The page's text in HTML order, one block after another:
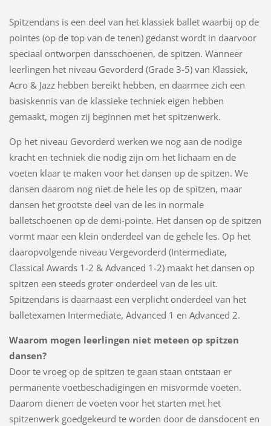
Spitzendans is een deel van het klassiek ballet waarbij op de
pointes (op de top van de tenen) gedanst wordt in daarvoor
speciaal ontworpen dansschoenen, de spitzen. Wanneer
leerlingen het niveau Gevorderd (Grade 3-5) van Klassiek,
Acro & Jazz hebben bereikt hebben, en daarmee zich een
basiskennis van de klassieke techniek eigen hebben
gemaakt, mogen zij beginnen met het spitzenwerk.
Op het niveau Gevorderd werken we nog aan de nodige
kracht en techniek die nodig zijn om het lichaam en de
voeten klaar te maken voor het dansen op de spitzen. We
dansen daarom nog niet de hele les op de spitzen, maar
dansen het grootste deel van de les in normale
balletschoenen op de demi-pointe. Het dansen op de spitzen
vormt maar een klein onderdeel van de gehele les. Op het
daaropvolgende niveau Vergevorderd (Intermediate,
Classical Awards 1-2 & Advanced 1-2) maakt het dansen op
spitzen een steeds groter onderdeel van de les uit.
Spitzendans is daarnaast een verplicht onderdeel van het
balletexamen Intermediate, Advanced 1 en Advanced 2.
Waarom mogen leerlingen niet meteen op spitzen
dansen?
Door te vroeg op de spitzen te gaan staan ontstaan er
permanente voetbeschadigingen en misvormde voeten.
Daarom dienen de voeten voor het starten met het
spitzenwerk goedgekeurd te worden door de dansdocent en